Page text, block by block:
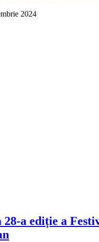
2024
28-a ediție a